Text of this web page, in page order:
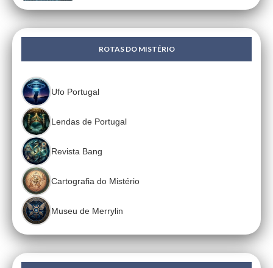
ROTAS DO MISTÉRIO
Ufo Portugal
Lendas de Portugal
Revista Bang
Cartografia do Mistério
Museu de Merrylin